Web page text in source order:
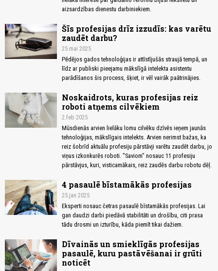
aizsardzības dienestu darbiniekiem.
Šīs profesijas drīz izzudīs: kas varētu
zaudēt darbu?
25.mai 2025
Pēdējos gados tehnoloģijas ir attīstījušās straujā tempā, un
līdz ar publiski pieejamu mākslīgā intelekta asistentu
parādīšanos šis process, šķiet, ir vēl vairāk paātrinājies.
Noskaidrots, kuras profesijas reiz
roboti atņems cilvēkiem
2.feb 2025
Mūsdienās arvien lielāku lomu cilvēku dzīvēs ieņem jaunās
tehnoloģijas, mākslīgais intelekts. Arvien nerimst bažas, ka
reiz šobrīd aktuālu profesiju pārstāvji varētu zaudēt darbu, jo
viņus izkonkurēs roboti. "Saviom" nosauc 11 profesiju
pārstāvjus, kuri, visticamākais, reiz zaudēs darbu robotu dēļ.
4 pasaulē bīstamākās profesijas
25.jan 2025
Eksperti nosauc četras pasaulē bīstamākās profesijas. Lai
gan daudzi darbi piedāvā stabilitāti un drošību, citi prasa
tādu drosmi un izturību, kāda piemīt tikai dažiem.
Dīvainās un smieklīgās profesijas
pasaulē, kuru pastāvēšanai ir grūti
noticēt